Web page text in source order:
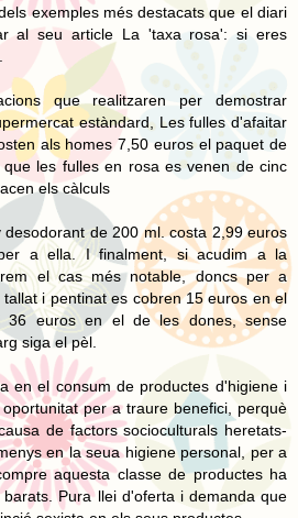
exemples més destacats que el diari
al seu article La 'taxa rosa': si eres
que realitzaren per demostrar
estàndard, Les fulles d'afaitar
als homes 7,50 euros el paquet de
les fulles en rosa es venen de cinc
els càlculs
de 200 ml. costa 2,99 euros
a ella. I finalment, si acudim a la
el cas més notable, doncs per a
i pentinat es cobren 15 euros en el
36 euros en el de les dones, sense
siga el pèl.
en el consum de productes d'higiene i
per a traure benefici, perquè
de factors socioculturals heretats-
en la seua higiene personal, per a
aquesta classe de productes ha
Pura llei d'oferta i demanda que